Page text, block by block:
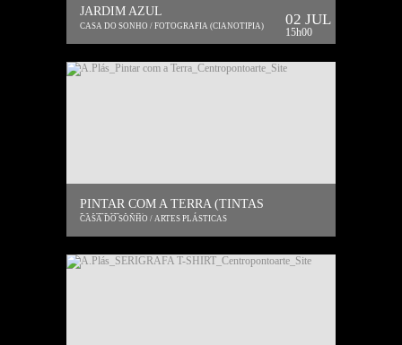
JARDIM AZUL
CASA DO SONHO / FOTOGRAFIA (CIANOTIPIA) 02 JUL
15h00
PINTAR COM A TERRA (TINTAS
NATURAIS)
CASA DO SONHO / ARTES PLÁSTICAS